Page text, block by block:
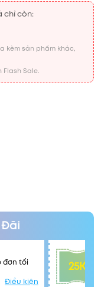
chỉ còn:
kèm sản phẩm khác,
Sale.
Đãi
đơn tối
Điều kiện
25K